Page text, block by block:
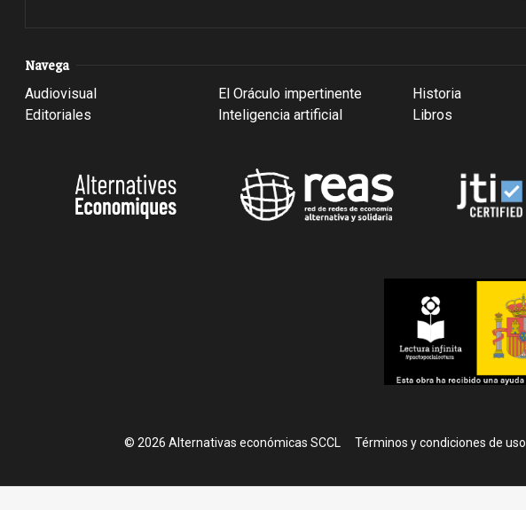
Navega
Audiovisual
Editoriales
El Oráculo impertinente
Inteligencia artificial
Historia
Libros
© 2026 Alternativas económicas SCCL Footer
Términos y condiciones de uso